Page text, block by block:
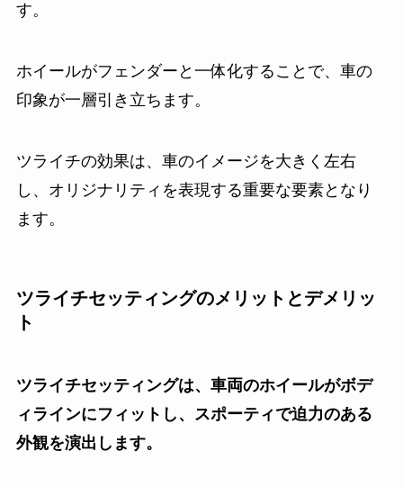
す。
ホイールがフェンダーと一体化することで、車の
印象が一層引き立ちます。
ツライチの効果は、車のイメージを大きく左右
し、オリジナリティを表現する重要な要素となり
ます。
ツライチセッティングのメリットとデメリッ
ト
ツライチセッティングは、車両のホイールがボデ
ィラインにフィットし、スポーティで迫力のある
外観を演出します。